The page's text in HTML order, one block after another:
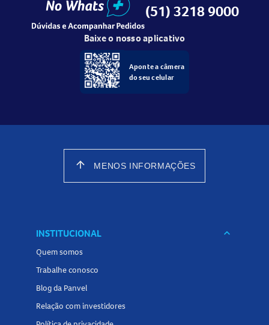
(51) 3218 9000
Baixe o nosso aplicativo
Aponte a câmera
do seu celular
arrow_upward MENOS INFORMAÇÕES
INSTITUCIONAL keyboard_arrow_down
Quem somos
Trabalhe conosco
Blog da Panvel
Relação com investidores